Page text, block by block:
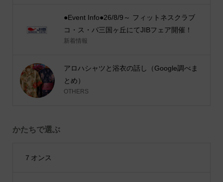
●Event Info●26/8/9～ フィットネスクラブ
コ・ス・パ三国ヶ丘にてJIBフェア開催！
新着情報
アロハシャツと浴衣の話し（Google調べま
とめ）
OTHERS
かたちで選ぶ
７オンス